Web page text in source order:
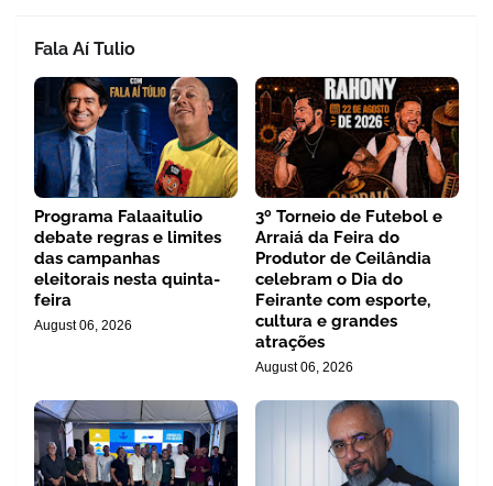
Fala Aí Tulio
Programa Falaaitulio
debate regras e limites
das campanhas
eleitorais nesta quinta-
feira
August 06, 2026
3º Torneio de Futebol e
Arraiá da Feira do
Produtor de Ceilândia
celebram o Dia do
Feirante com esporte,
cultura e grandes
atrações
August 06, 2026